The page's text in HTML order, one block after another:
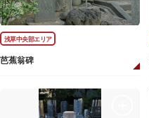
浅草中央部エリア
芭蕉翁碑